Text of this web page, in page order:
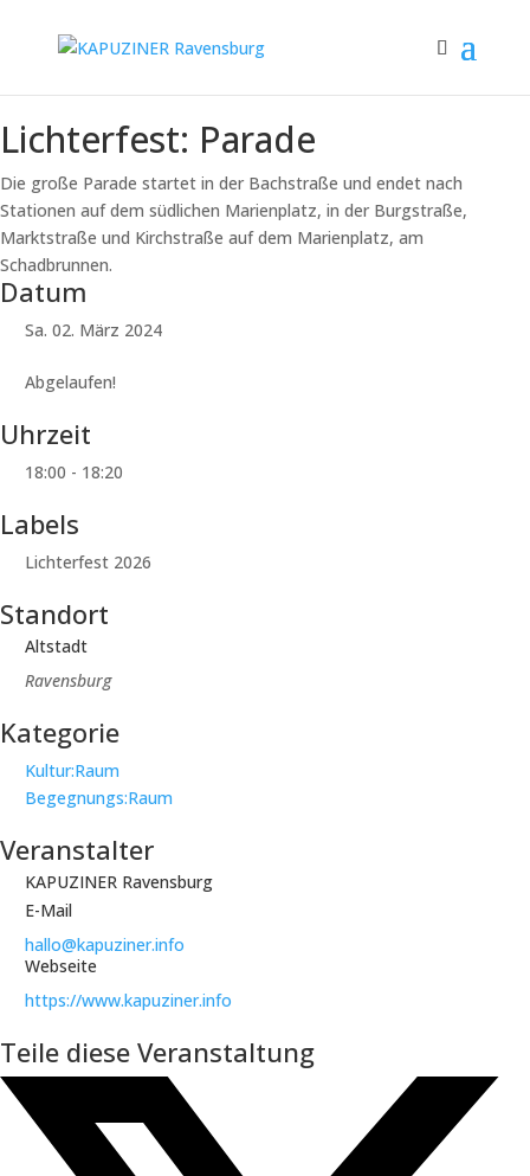
Lichterfest: Parade
Die große Parade startet in der Bachstraße und endet nach
Stationen auf dem südlichen Marienplatz, in der Burgstraße,
Marktstraße und Kirchstraße auf dem Marienplatz, am
Schadbrunnen.
Datum
Sa. 02. März 2024
Abgelaufen!
Uhrzeit
18:00 - 18:20
Labels
Lichterfest 2026
Standort
Altstadt
Ravensburg
Kategorie
Kultur:Raum
Begegnungs:Raum
Veranstalter
KAPUZINER Ravensburg
E-Mail
hallo@kapuziner.info
Webseite
https://www.kapuziner.info
Teile diese Veranstaltung